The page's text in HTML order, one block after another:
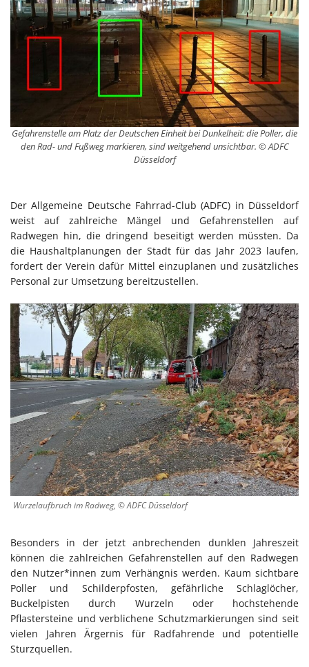
Gefahrenstelle am Platz der Deutschen Einheit bei Dunkelheit: die Poller, die
den Rad- und Fußweg markieren, sind weitgehend unsichtbar. © ADFC
Düsseldorf
Der Allgemeine Deutsche Fahrrad-Club (ADFC) in Düsseldorf
weist auf zahlreiche Mängel und Gefahrenstellen auf
Radwegen hin, die dringend beseitigt werden müssten. Da
die Haushaltplanungen der Stadt für das Jahr 2023 laufen,
fordert der Verein dafür Mittel einzuplanen und zusätzliches
Personal zur Umsetzung bereitzustellen.
Wurzelaufbruch im Radweg, © ADFC Düsseldorf
Besonders in der jetzt anbrechenden dunklen Jahreszeit
können die zahlreichen Gefahrenstellen auf den Radwegen
den Nutzer*innen zum Verhängnis werden. Kaum sichtbare
Poller und Schilderpfosten, gefährliche Schlaglöcher,
Buckelpisten durch Wurzeln oder hochstehende
Pflastersteine und verblichene Schutzmarkierungen sind seit
vielen Jahren Ärgernis für Radfahrende und potentielle
Sturzquellen.